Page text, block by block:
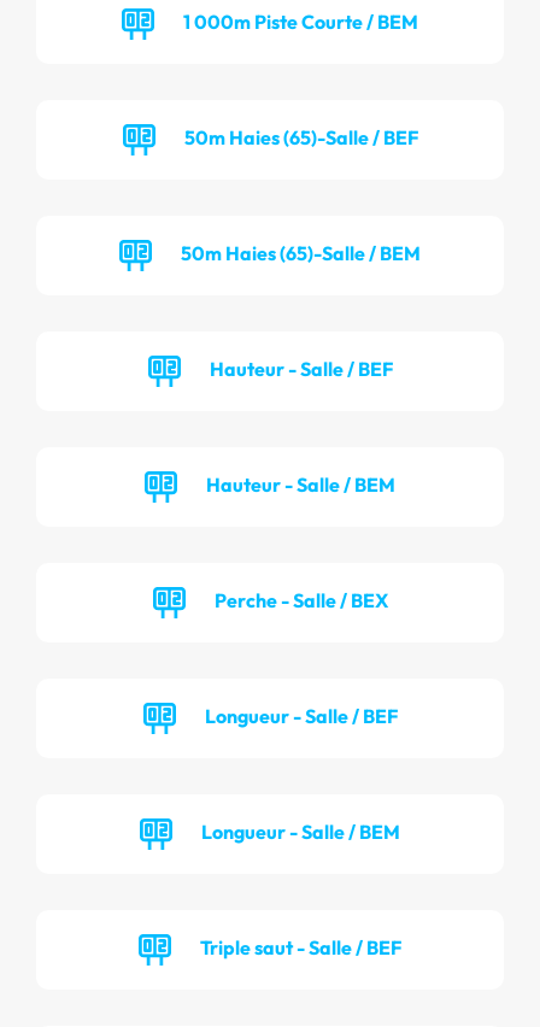
1 000m Piste Courte / BEM
50m Haies (65)-Salle / BEF
50m Haies (65)-Salle / BEM
Hauteur - Salle / BEF
Hauteur - Salle / BEM
Perche - Salle / BEX
Longueur - Salle / BEF
Longueur - Salle / BEM
Triple saut - Salle / BEF